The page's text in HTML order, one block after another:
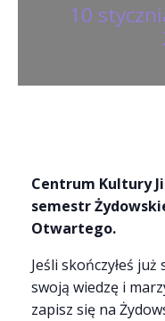
10
Centrum Kultury
semestr
Otwartego.
Jeśli skończyłeś
swoją wiedzę i
zapisz się na